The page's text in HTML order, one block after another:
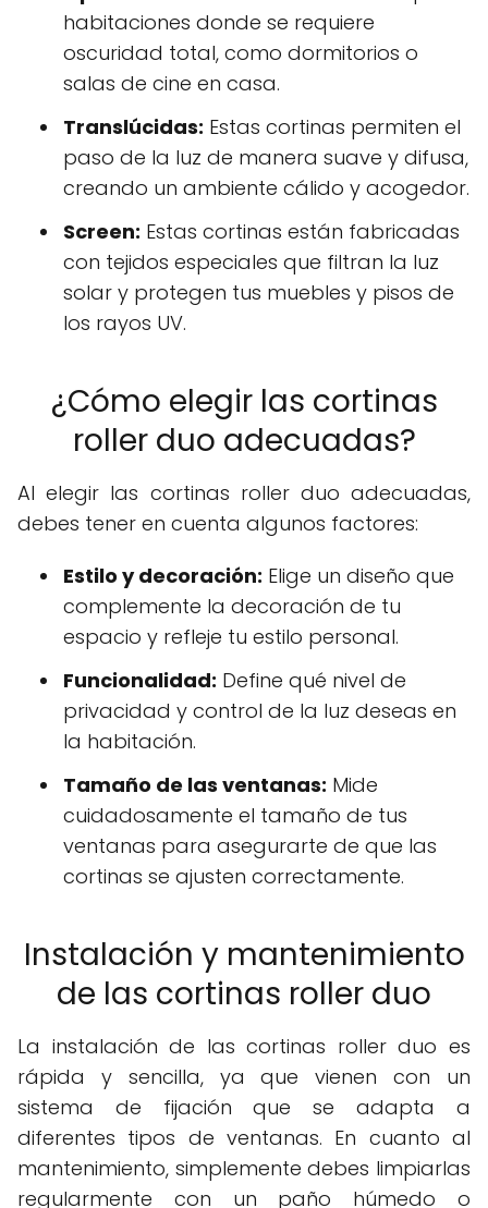
habitaciones donde se requiere
oscuridad total, como dormitorios o
salas de cine en casa.
Translúcidas: Estas cortinas permiten el
paso de la luz de manera suave y difusa,
creando un ambiente cálido y acogedor.
Screen: Estas cortinas están fabricadas
con tejidos especiales que filtran la luz
solar y protegen tus muebles y pisos de
los rayos UV.
¿Cómo elegir las cortinas
roller duo adecuadas?
Al elegir las cortinas roller duo adecuadas,
debes tener en cuenta algunos factores:
Estilo y decoración: Elige un diseño que
complemente la decoración de tu
espacio y refleje tu estilo personal.
Funcionalidad: Define qué nivel de
privacidad y control de la luz deseas en
la habitación.
Tamaño de las ventanas: Mide
cuidadosamente el tamaño de tus
ventanas para asegurarte de que las
cortinas se ajusten correctamente.
Instalación y mantenimiento
de las cortinas roller duo
La instalación de las cortinas roller duo es
rápida y sencilla, ya que vienen con un
sistema de fijación que se adapta a
diferentes tipos de ventanas. En cuanto al
mantenimiento, simplemente debes limpiarlas
regularmente con un paño húmedo o